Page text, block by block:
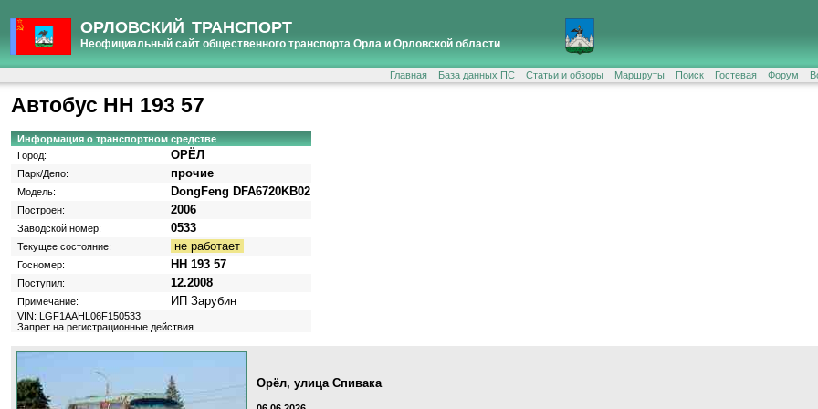
ОРЛОВСКИЙ ТРАНСПОРТ
Неофициальный сайт общественного транспорта Орла и Орловской области
Главная База данных ПС Статьи и обзоры Маршруты Поиск Гостевая Форум
Автобус НН 193 57
Информация о транспортном средстве
Город:
ОРЁЛ
Парк/Депо: прочие
Модель: DongFeng DFA6720KB02
Построен: 2006
Заводской номер: 0533
Текущее состояние: не работает
Госномер: НН 193 57
Поступил: 12.2008
Примечание: ИП Зарубин
VIN: LGF1AAHL06F150533
Запрет на регистрационные действия
Орёл, улица Спивака